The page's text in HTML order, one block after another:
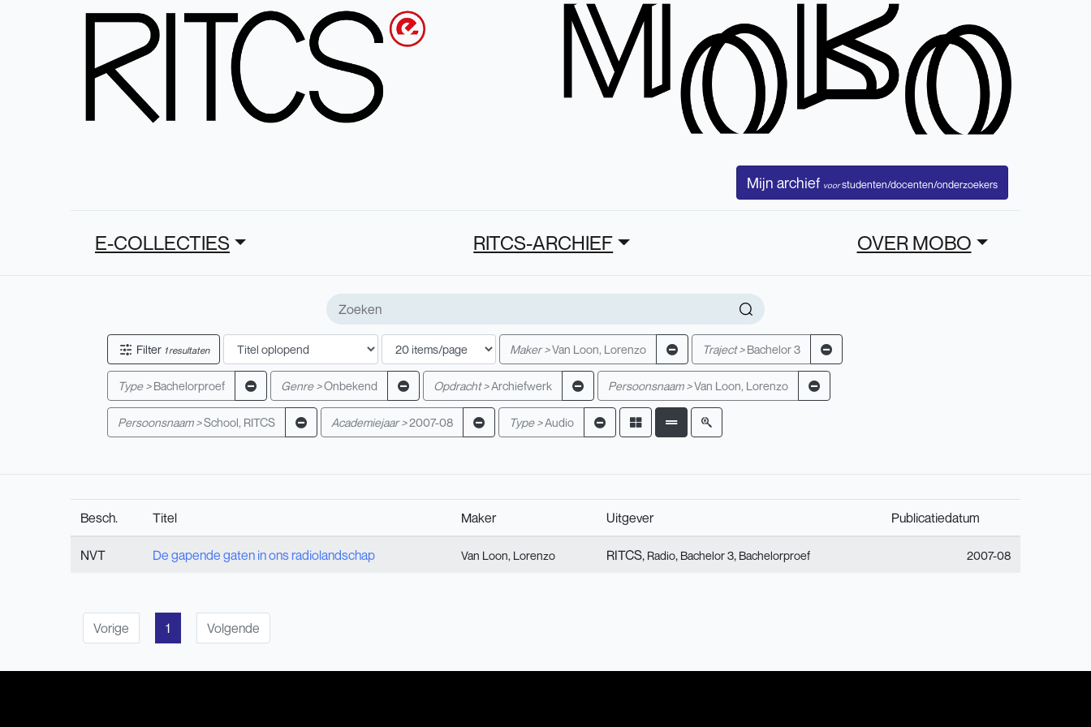
Mijn archief voorstudenten/docenten/onderzoekers
E-COLLECTIES RITCS-ARCHIEF OVER MOBO
Filter 1 resultaten Maker >Van Loon, Lorenzo Traject > Bachelor 3
Type > Bachelorproef Genre >Onbekend Opdracht >Archiefwerk Persoonsnaam >Van Loon, Lorenzo
Persoonsnaam >School, RITCS Academiejaar >2007-08 Type >Audio
Besch. Titel Maker Uitgever Publicatiedatum
NVT De gapende gaten in ons radiolandschap Van Loon, Lorenzo RITCS, Radio, Bachelor 3, Bachelorproef 2007-08
Vorige 1 Volgende